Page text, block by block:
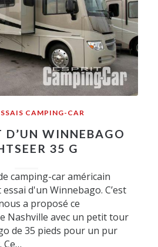
CAMPING-CAR
D’UN WINNEBAGO
35 G
camping-car américain
d'un Winnebago. C’est
a proposé ce
Nashville avec un petit tour
de 35 pieds pour un pur
Ce…